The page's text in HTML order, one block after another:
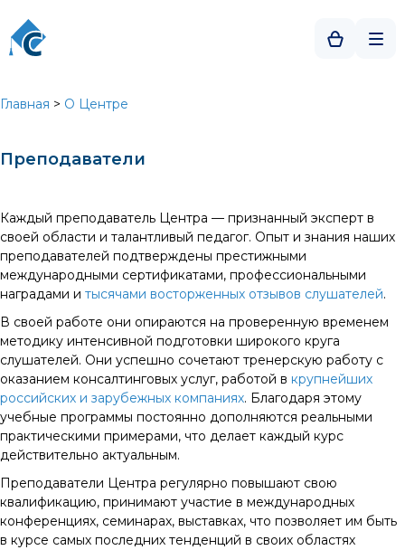
Главная > О Центре
Преподаватели
Каждый преподаватель Центра — признанный эксперт в
своей области и талантливый педагог. Опыт и знания наших
преподавателей подтверждены престижными
международными сертификатами, профессиональными
наградами и тысячами восторженных отзывов слушателей.
В своей работе они опираются на проверенную временем
методику интенсивной подготовки широкого круга
слушателей. Они успешно сочетают тренерскую работу с
оказанием консалтинговых услуг, работой в крупнейших
российских и зарубежных компаниях. Благодаря этому
учебные программы постоянно дополняются реальными
практическими примерами, что делает каждый курс
действительно актуальным.
Преподаватели Центра регулярно повышают свою
квалификацию, принимают участие в международных
конференциях, семинарах, выставках, что позволяет им быть
в курсе самых последних тенденций в своих областях